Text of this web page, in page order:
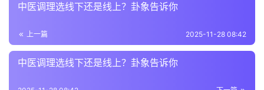
中医调理选线下还是线上？卦象告诉你
上一篇 2025-11-28 08:42
中医调理选线下还是线上？卦象告诉你